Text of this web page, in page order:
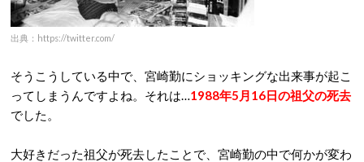
出典：https://twitter.com/
そうこうしている中で、宮崎勤にショッキングな出来事が起こ
ってしまうんですよね。それは…1988年5月16日の祖父の死去
でした。
大好きだった祖父が死去したことで、宮崎勤の中で何かが変わ